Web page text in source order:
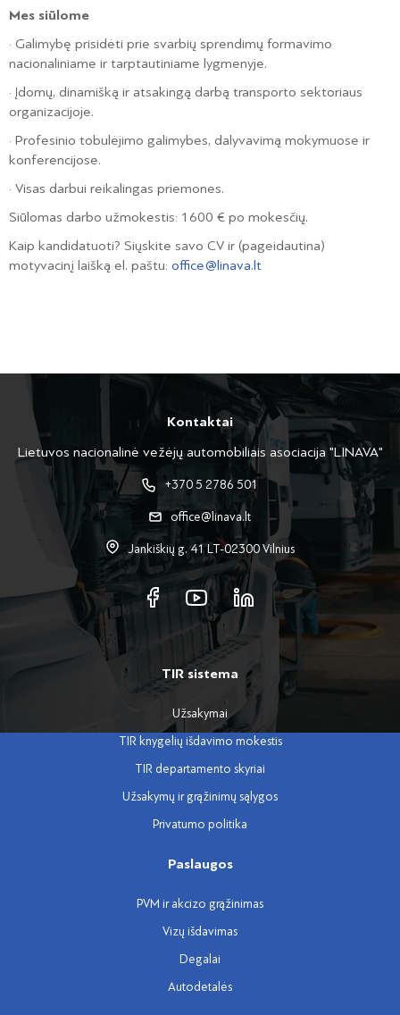
Mes siūlome
· Galimybę prisidėti prie svarbių sprendimų formavimo
nacionaliniame ir tarptautiniame lygmenyje.
· Įdomų, dinamišką ir atsakingą darbą transporto sektoriaus
organizacijoje.
· Profesinio tobulėjimo galimybes, dalyvavimą mokymuose ir
konferencijose.
· Visas darbui reikalingas priemones.
Siūlomas darbo užmokestis: 1600 € po mokesčių.
Kaip kandidatuoti? Siųskite savo CV ir (pageidautina)
motyvacinį laišką el. paštu: office@linava.lt
Kontaktai
Lietuvos nacionalinė vežėjų automobiliais asociacija "LINAVA"
+370 5 2786 501
office@linava.lt
Jankiškių g. 41 LT-02300 Vilnius
TIR sistema
Užsakymai
TIR knygelių išdavimo mokestis
TIR departamento skyriai
Užsakymų ir grąžinimų sąlygos
Privatumo politika
Paslaugos
PVM ir akcizo grąžinimas
Vizų išdavimas
Degalai
Autodetalės